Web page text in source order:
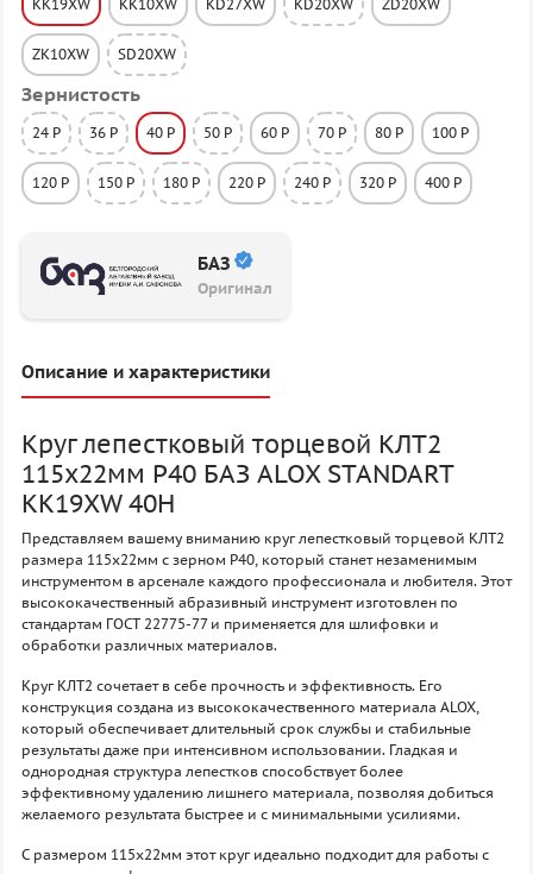
KK19XW KK10XW KD27XW KD20XW ZD20XW
ZK10XW SD20XW
Зернистость
24 P 36 P 40 P 50 P 60 P 70 P 80 P 100 P
120 P 150 P 180 P 220 P 240 P 320 P 400 P
БАЗ
Оригинал
Описание и характеристики
Круг лепестковый торцевой КЛТ2
115х22мм P40 БАЗ ALOX STANDART
KK19XW 40H
Представляем вашему вниманию круг лепестковый торцевой КЛТ2
размера 115х22мм с зерном P40, который станет незаменимым
инструментом в арсенале каждого профессионала и любителя. Этот
высококачественный абразивный инструмент изготовлен по
стандартам ГОСТ 22775-77 и применяется для шлифовки и
обработки различных материалов.
Круг КЛТ2 сочетает в себе прочность и эффективность. Его
конструкция создана из высококачественного материала ALOX,
который обеспечивает длительный срок службы и стабильные
результаты даже при интенсивном использовании. Гладкая и
однородная структура лепестков способствует более
эффективному удалению лишнего материала, позволяя добиться
желаемого результата быстрее и с минимальными усилиями.
С размером 115х22мм этот круг идеально подходит для работы с